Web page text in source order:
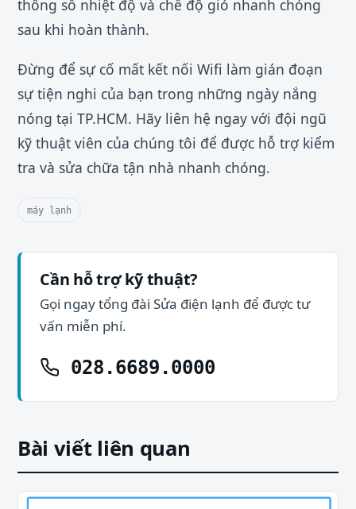
thông số nhiệt độ và chế độ gió nhanh chóng
sau khi hoàn thành.
Đừng để sự cố mất kết nối Wifi làm gián đoạn
sự tiện nghi của bạn trong những ngày nắng
nóng tại TP.HCM. Hãy liên hệ ngay với đội ngũ
kỹ thuật viên của chúng tôi để được hỗ trợ kiểm
tra và sửa chữa tận nhà nhanh chóng.
máy lạnh
Cần hỗ trợ kỹ thuật?
Gọi ngay tổng đài Sửa điện lạnh để được tư
vấn miễn phí.
028.6689.0000
Bài viết liên quan